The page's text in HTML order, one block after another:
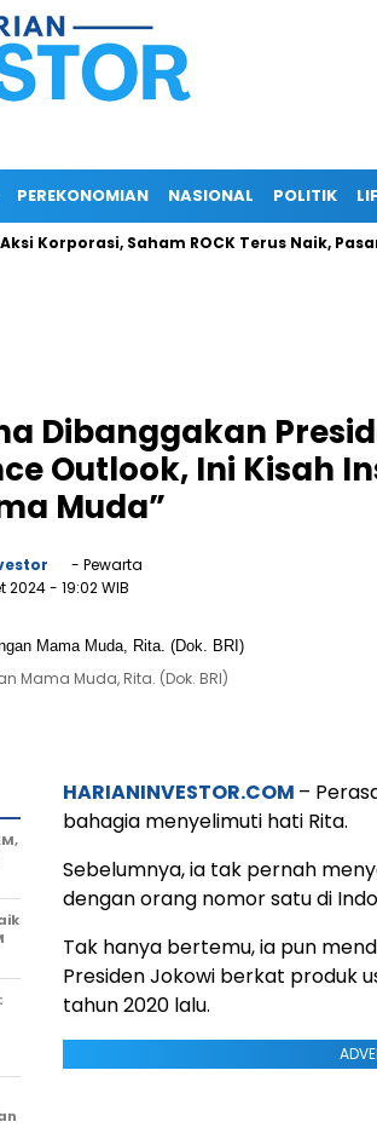
PEREKONOMIAN NASIONAL POLITIK
Saham ROCK Terus Naik, Pasar
Dibanggakan
Outlook, Ini Kisah
Muda”
- Pewarta
2024- 19:02 WIB
Mama Muda, Rita. (Dok. BRI)
HARIANINVESTOR.COM –
bahagia menyelimuti hati Rita.
Sebelumnya, ia tak pernah
dengan orang nomor satu di
Tak hanya bertemu, ia pun
Presiden Jokowi berkat produk
tahun 2020 lalu.